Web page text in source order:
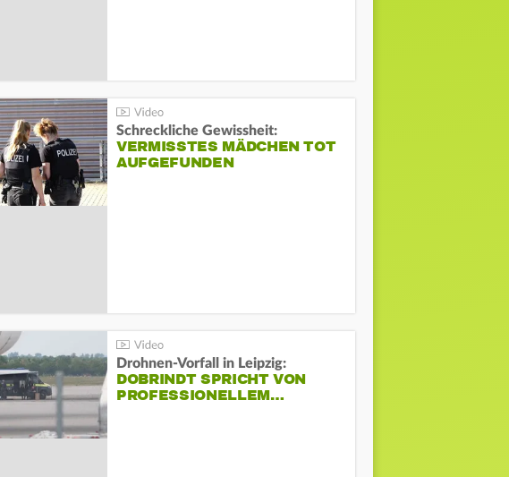
Schreckliche Gewissheit:
VERMISSTES MÄDCHEN TOT
AUFGEFUNDEN
Drohnen-Vorfall in Leipzig:
DOBRINDT SPRICHT VON
PROFESSIONELLEM…